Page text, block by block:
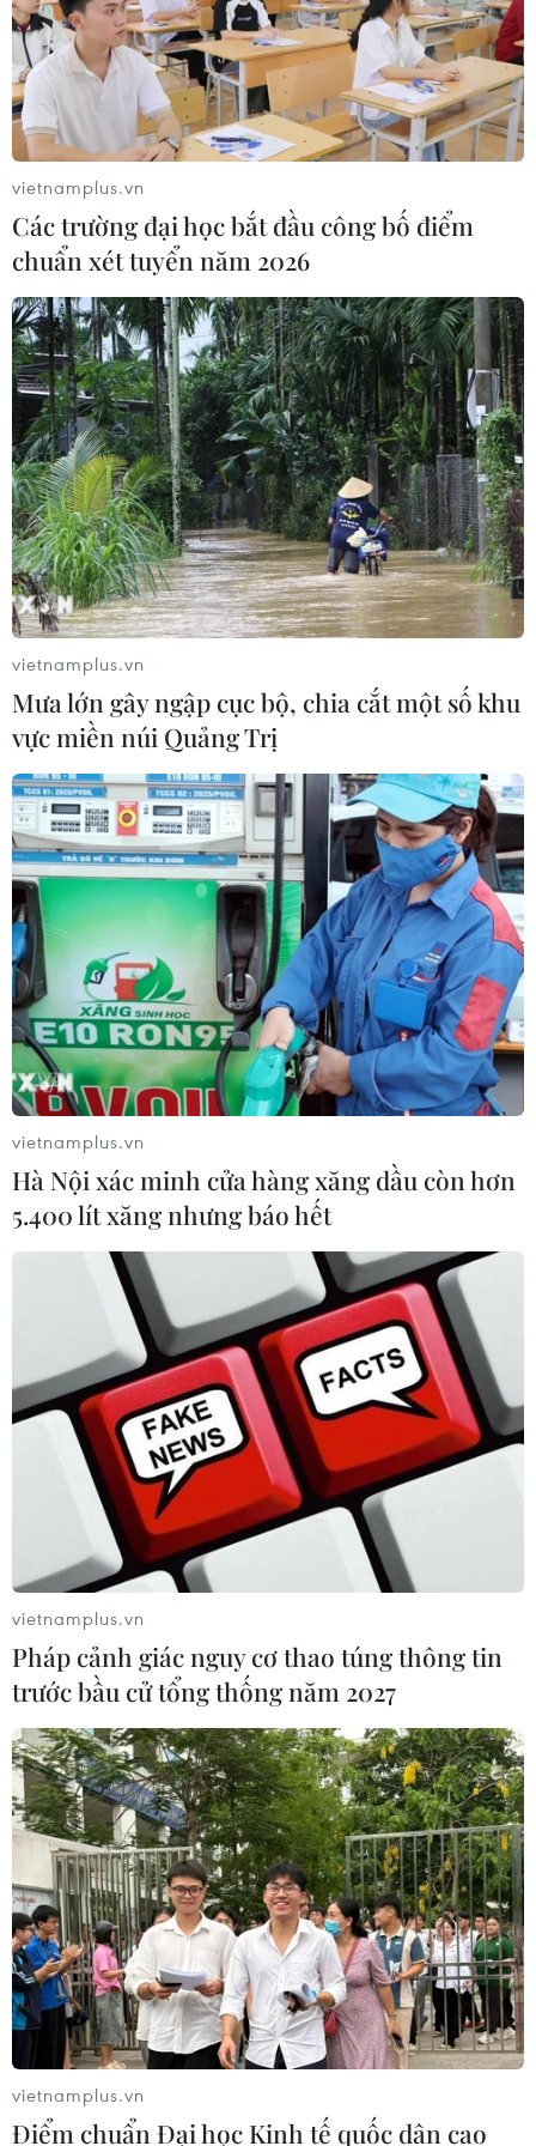
vietnamplus.vn
Các trường đại học bắt đầu công bố điểm
chuẩn xét tuyển năm 2026
vietnamplus.vn
Mưa lớn gây ngập cục bộ, chia cắt một số khu
vực miền núi Quảng Trị
vietnamplus.vn
Hà Nội xác minh cửa hàng xăng dầu còn hơn
5.400 lít xăng nhưng báo hết
vietnamplus.vn
Pháp cảnh giác nguy cơ thao túng thông tin
trước bầu cử tổng thống năm 2027
vietnamplus.vn
Điểm chuẩn Đại học Kinh tế quốc dân cao